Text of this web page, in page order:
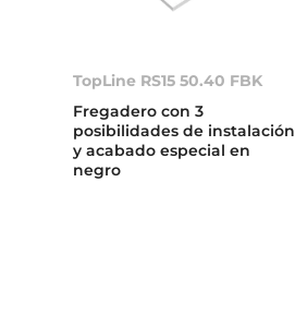
TopLine RS15 50.40 FBK
Fregadero con 3
posibilidades de instalación
y acabado especial en
negro